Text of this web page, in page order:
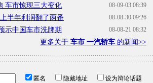
08-09-03 08:39
车市惊现三大变化
08-08-30 09:26
半年利润翻了两番
08-08-21 08:32
示中国车市洗牌期
更多关于 车市 一汽轿车 的新闻>>
匿名 隐藏地址
设为辩论话题